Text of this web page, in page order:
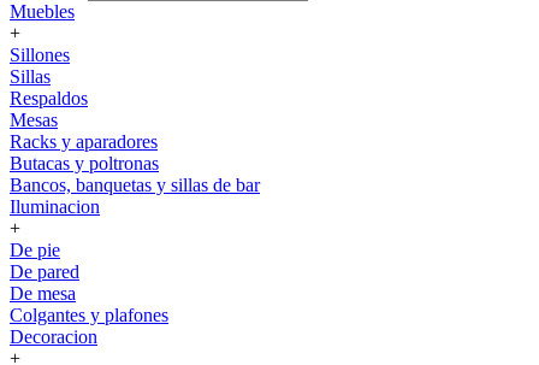
Muebles
+
Sillones
Sillas
Respaldos
Mesas
Racks y aparadores
Butacas y poltronas
Bancos, banquetas y sillas de bar
Iluminacion
+
De pie
De pared
De mesa
Colgantes y plafones
Decoracion
+